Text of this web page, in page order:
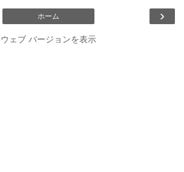
›
ホーム
ウェブ バージョンを表示